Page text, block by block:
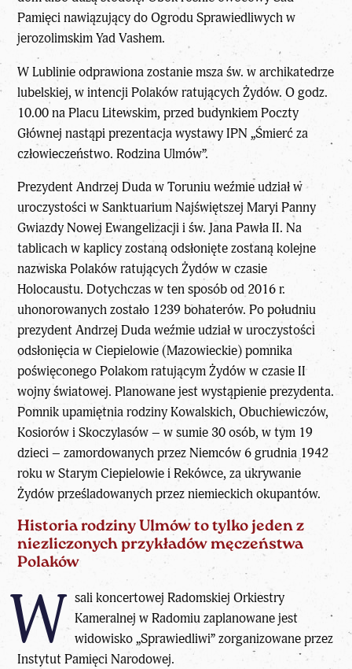
Pamięci nawiązujący do Ogrodu Sprawiedliwych w
jerozolimskim Yad Vashem.
W Lublinie odprawiona zostanie msza św. w archikatedrze
lubelskiej, w intencji Polaków ratujących Żydów. O godz.
10.00 na Placu Litewskim, przed budynkiem Poczty
Głównej nastąpi prezentacja wystawy IPN „Śmierć za
człowieczeństwo. Rodzina Ulmów”.
Prezydent Andrzej Duda w Toruniu weźmie udział w
uroczystości w Sanktuarium Najświętszej Maryi Panny
Gwiazdy Nowej Ewangelizacji i św. Jana Pawła II. Na
tablicach w kaplicy zostaną odsłonięte zostaną kolejne
nazwiska Polaków ratujących Żydów w czasie
Holocaustu. Dotychczas w ten sposób od 2016 r.
uhonorowanych zostało 1239 bohaterów. Po południu
prezydent Andrzej Duda weźmie udział w uroczystości
odsłonięcia w Ciepielowie (Mazowieckie) pomnika
poświęconego Polakom ratującym Żydów w czasie II
wojny światowej. Planowane jest wystąpienie prezydenta.
Pomnik upamiętnia rodziny Kowalskich, Obuchiewiczów,
Kosiorów i Skoczylasów – w sumie 30 osób, w tym 19
dzieci – zamordowanych przez Niemców 6 grudnia 1942
roku w Starym Ciepielowie i Rekówce, za ukrywanie
Żydów prześladowanych przez niemieckich okupantów.
Historia rodziny Ulmów to tylko jeden z
niezliczonych przykładów męczeństwa
Polaków
W sali koncertowej Radomskiej Orkiestry
Kameralnej w Radomiu zaplanowane jest
widowisko „Sprawiedliwi” zorganizowane przez
Instytut Pamięci Narodowej.